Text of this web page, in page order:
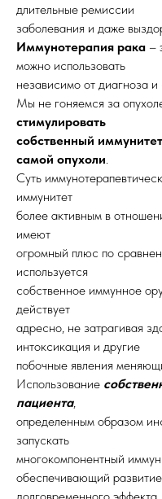
длительные ремиссии
заболевания и даже
Иммунотерапия рака –
можно использовать
независимо от диагноза
Мы не гоняемся за
стимулировать
собственный
самой опухоли.
Суть
иммунитет
более активным в
имеют
огромный плюс по
используется
собственное иммунное
действует
адресно, не затрагивая
интоксикация и другие
побочные явления
Использование
пациента,
определенным образом
запускать
многокомпонентный
обеспечивающий развитие